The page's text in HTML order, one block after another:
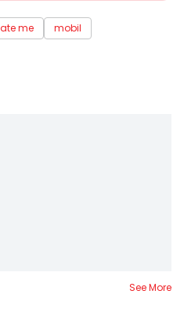
me mobil
See More